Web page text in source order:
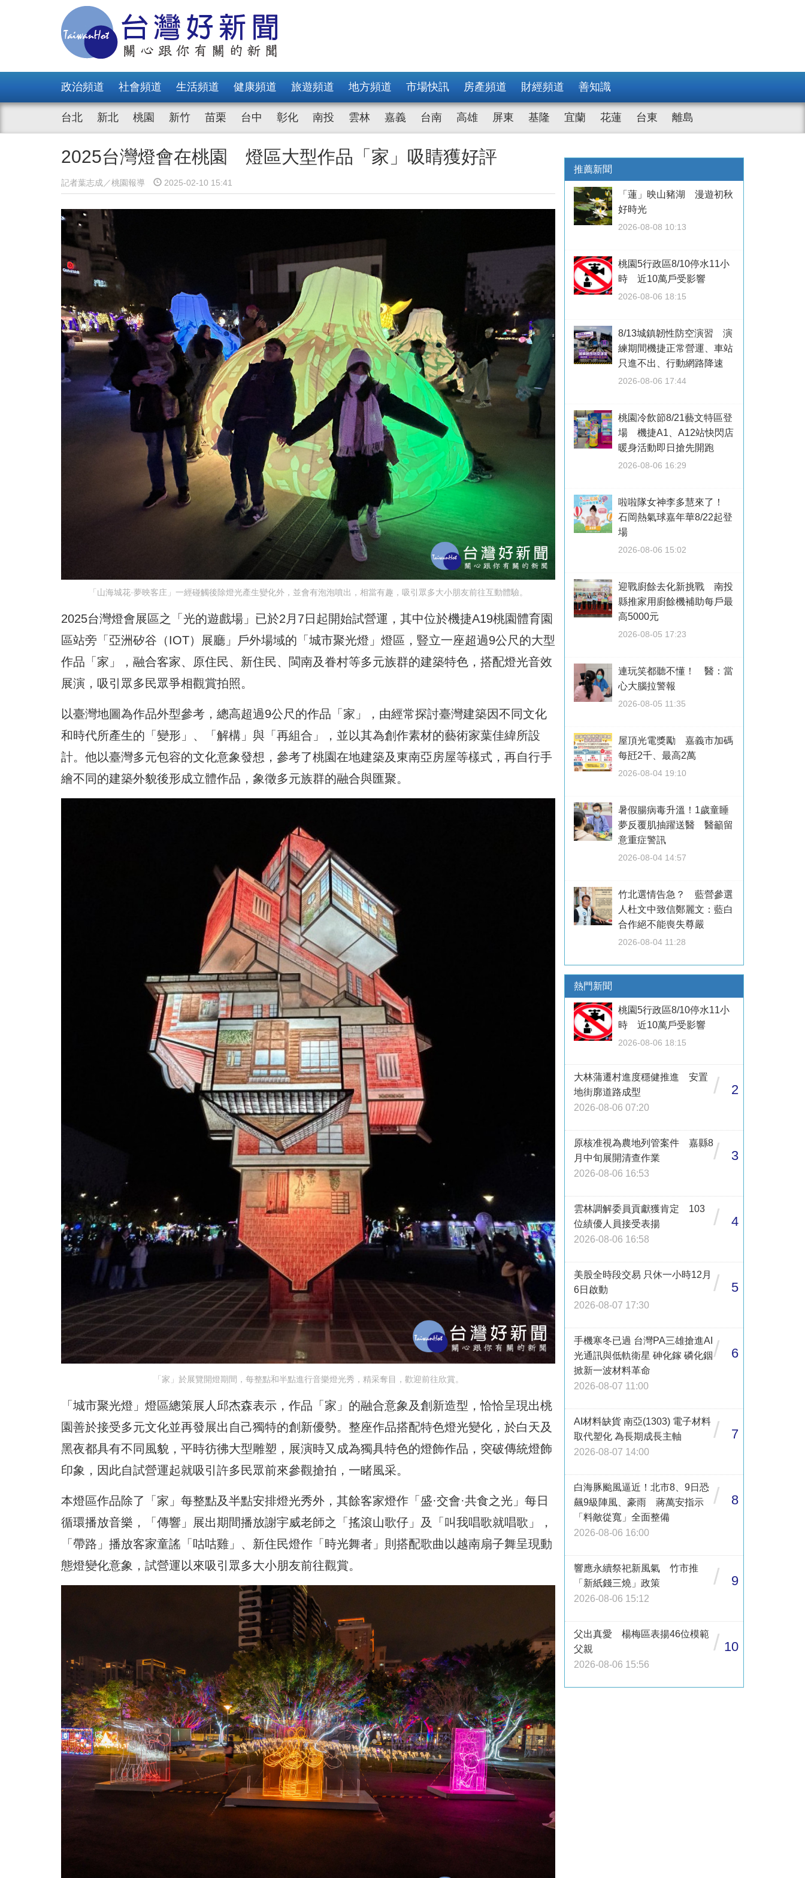
政治頻道 社會頻道 生活頻道 健康頻道 旅遊頻道 地方頻道 市場快訊 房產頻道 財經頻道 善知識
台北 新北 桃園 新竹 苗栗 台中 彰化 南投 雲林 嘉義 台南 高雄 屏東 基隆 宜蘭 花蓮 台東 離島
2025台灣燈會在桃園 燈區大型作品「家」吸睛獲好評
記者葉志成／桃園報導 2025-02-10 15:41
「山海城花·夢映客庄」一經碰觸後除燈光產生變化外，並會有泡泡噴出，相當有趣，吸引眾多大小朋友前往互動體驗。
2025台灣燈會展區之「光的遊戲場」已於2月7日起開始試營運，其中位於機捷A19桃園體育園
區站旁「亞洲矽谷（IOT）展廳」戶外場域的「城市聚光燈」燈區，豎立一座超過9公尺的大型
作品「家」，融合客家、原住民、新住民、閩南及眷村等多元族群的建築特色，搭配燈光音效
展演，吸引眾多民眾爭相觀賞拍照。
以臺灣地圖為作品外型參考，總高超過9公尺的作品「家」，由經常探討臺灣建築因不同文化
和時代所產生的「變形」、「解構」與「再組合」，並以其為創作素材的藝術家葉佳緯所設
計。他以臺灣多元包容的文化意象發想，參考了桃園在地建築及東南亞房屋等樣式，再自行手
繪不同的建築外貌後形成立體作品，象徵多元族群的融合與匯聚。
「家」於展覽開燈期間，每整點和半點進行音樂燈光秀，精采奪目，歡迎前往欣賞。
「城市聚光燈」燈區總策展人邱杰森表示，作品「家」的融合意象及創新造型，恰恰呈現出桃
園善於接受多元文化並再發展出自己獨特的創新優勢。整座作品搭配特色燈光變化，於白天及
黑夜都具有不同風貌，平時彷彿大型雕塑，展演時又成為獨具特色的燈飾作品，突破傳統燈飾
印象，因此自試營運起就吸引許多民眾前來參觀搶拍，一睹風采。
本燈區作品除了「家」每整點及半點安排燈光秀外，其餘客家燈作「盛·交會·共食之光」每日
循環播放音樂，「傳響」展出期間播放謝宇威老師之「搖滾山歌仔」及「叫我唱歌就唱歌」，
「帶路」播放客家童謠「咕咕雞」、新住民燈作「時光舞者」則搭配歌曲以越南扇子舞呈現動
態燈變化意象，試營運以來吸引眾多大小朋友前往觀賞。
推薦新聞
「蓮」映山豬湖 漫遊初秋
好時光
2026-08-08 10:13
桃園5行政區8/10停水11小
時 近10萬戶受影響
2026-08-06 18:15
8/13城鎮韌性防空演習 演
練期間機捷正常營運、車站
只進不出、行動網路降速
2026-08-06 17:44
桃園冷飲節8/21藝文特區登
場 機捷A1、A12站快閃店
暖身活動即日搶先開跑
2026-08-06 16:29
啦啦隊女神李多慧來了！
石岡熱氣球嘉年華8/22起登
場
2026-08-06 15:02
迎戰廚餘去化新挑戰 南投
縣推家用廚餘機補助每戶最
高5000元
2026-08-05 17:23
連玩笑都聽不懂！ 醫：當
心大腦拉警報
2026-08-05 11:35
屋頂光電獎勵 嘉義市加碼
每瓩2千、最高2萬
2026-08-04 19:10
暑假腸病毒升溫！1歲童睡
夢反覆肌抽躍送醫 醫籲留
意重症警訊
2026-08-04 14:57
竹北選情告急？ 藍營參選
人杜文中致信鄭麗文：藍白
合作絕不能喪失尊嚴
2026-08-04 11:28
熱門新聞
桃園5行政區8/10停水11小
時 近10萬戶受影響
2026-08-06 18:15
大林蒲遷村進度穩健推進 安置
地街廓道路成型
2026-08-06 07:20
/ 2
原核准視為農地列管案件 嘉縣8
月中旬展開清查作業
2026-08-06 16:53
/ 3
雲林調解委員貢獻獲肯定 103
位績優人員接受表揚
2026-08-06 16:58
/ 4
美股全時段交易 只休一小時12月
6日啟動
2026-08-07 17:30
/ 5
手機寒冬已過 台灣PA三雄搶進AI
光通訊與低軌衛星 砷化鎵 磷化銦
掀新一波材料革命
2026-08-07 11:00
/ 6
AI材料缺貨 南亞(1303) 電子材料
取代塑化 為長期成長主軸
2026-08-07 14:00
/ 7
白海豚颱風逼近！北市8、9日恐
飆9級陣風、豪雨 蔣萬安指示
「料敵從寬」全面整備
2026-08-06 16:00
/ 8
響應永續祭祀新風氣 竹市推
「新紙錢三燒」政策
2026-08-06 15:12
/ 9
父出真愛 楊梅區表揚46位模範
父親
2026-08-06 15:56
/ 10